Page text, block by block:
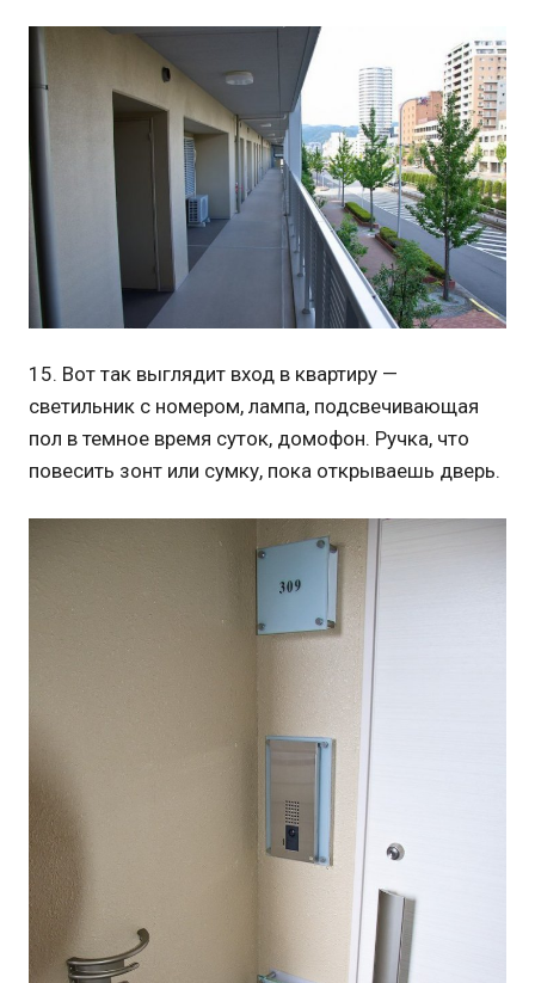
15. Вот так выглядит вход в квартиру —
светильник с номером, лампа, подсвечивающая
пол в темное время суток, домофон. Ручка, что
повесить зонт или сумку, пока открываешь дверь.